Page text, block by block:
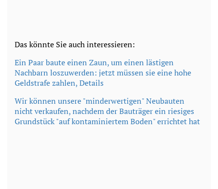
Das könnte Sie auch interessieren:
Ein Paar baute einen Zaun, um einen lästigen
Nachbarn loszuwerden: jetzt müssen sie eine hohe
Geldstrafe zahlen, Details
Wir können unsere "minderwertigen" Neubauten
nicht verkaufen, nachdem der Bauträger ein riesiges
Grundstück "auf kontaminiertem Boden" errichtet hat